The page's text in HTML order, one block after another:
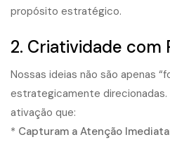
propósito estratégico.
2. Criatividade com
Nossas ideias não são apenas
estrategicamente
ativação que:
* Capturam a Atenção